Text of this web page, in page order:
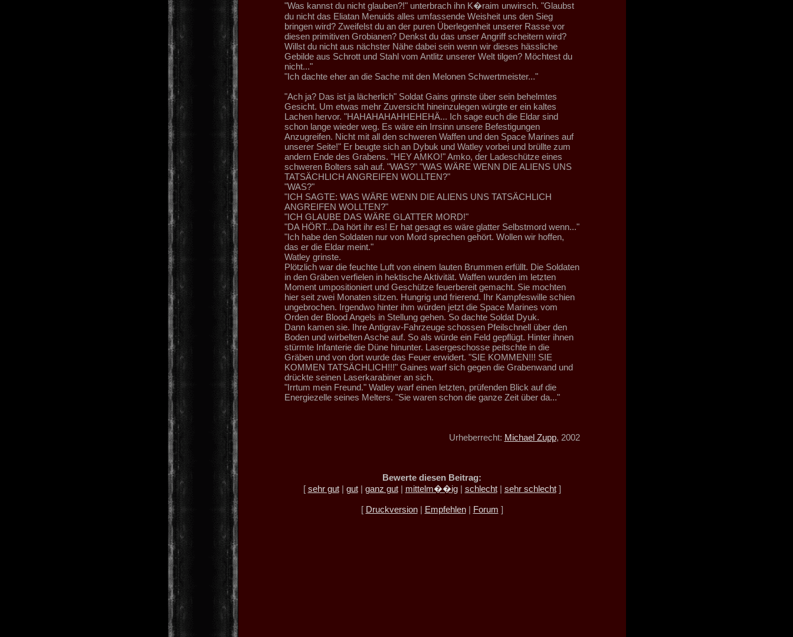
"Was kannst du nicht glauben?!" unterbrach ihn K�raim unwirsch. "Glaubst
du nicht das Eliatan Menuids alles umfassende Weisheit uns den Sieg
bringen wird? Zweifelst du an der puren Überlegenheit unserer Rasse vor
diesen primitiven Grobianen? Denkst du das unser Angriff scheitern wird?
Willst du nicht aus nächster Nähe dabei sein wenn wir dieses hässliche
Gebilde aus Schrott und Stahl vom Antlitz unserer Welt tilgen? Möchtest du
nicht..."
"Ich dachte eher an die Sache mit den Melonen Schwertmeister..."
"Ach ja? Das ist ja lächerlich" Soldat Gains grinste über sein behelmtes
Gesicht. Um etwas mehr Zuversicht hineinzulegen würgte er ein kaltes
Lachen hervor. "HAHAHAHAHHEHEHÄ... Ich sage euch die Eldar sind
schon lange wieder weg. Es wäre ein Irrsinn unsere Befestigungen
Anzugreifen. Nicht mit all den schweren Waffen und den Space Marines auf
unserer Seite!" Er beugte sich an Dybuk und Watley vorbei und brüllte zum
andern Ende des Grabens. "HEY AMKO!" Amko, der Ladeschütze eines
schweren Bolters sah auf. "WAS?" "WAS WÄRE WENN DIE ALIENS UNS
TATSÄCHLICH ANGREIFEN WOLLTEN?"
"WAS?"
"ICH SAGTE: WAS WÄRE WENN DIE ALIENS UNS TATSÄCHLICH
ANGREIFEN WOLLTEN?"
"ICH GLAUBE DAS WÄRE GLATTER MORD!"
"DA HÖRT...Da hört ihr es! Er hat gesagt es wäre glatter Selbstmord wenn..."
"Ich habe den Soldaten nur von Mord sprechen gehört. Wollen wir hoffen,
das er die Eldar meint."
Watley grinste.
Plötzlich war die feuchte Luft von einem lauten Brummen erfüllt. Die Soldaten
in den Gräben verfielen in hektische Aktivität. Waffen wurden im letzten
Moment umpositioniert und Geschütze feuerbereit gemacht. Sie mochten
hier seit zwei Monaten sitzen. Hungrig und frierend. Ihr Kampfeswille schien
ungebrochen. Irgendwo hinter ihm würden jetzt die Space Marines vom
Orden der Blood Angels in Stellung gehen. So dachte Soldat Dyuk.
Dann kamen sie. Ihre Antigrav-Fahrzeuge schossen Pfeilschnell über den
Boden und wirbelten Asche auf. So als würde ein Feld gepflügt. Hinter ihnen
stürmte Infanterie die Düne hinunter. Lasergeschosse peitschte in die
Gräben und von dort wurde das Feuer erwidert. "SIE KOMMEN!!! SIE
KOMMEN TATSÄCHLICH!!!" Gaines warf sich gegen die Grabenwand und
drückte seinen Laserkarabiner an sich.
"Irrtum mein Freund." Watley warf einen letzten, prüfenden Blick auf die
Energiezelle seines Melters. "Sie waren schon die ganze Zeit über da..."
Urheberrecht: Michael Zupp, 2002
Bewerte diesen Beitrag:
[ sehr gut| gut| ganz gut| mittelm��ig| schlecht| sehr schlecht]
[ Druckversion| Empfehlen| Forum ]